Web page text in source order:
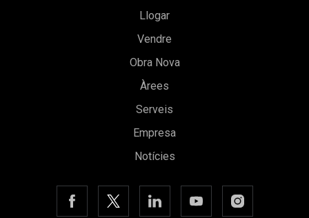
Llogar
Vendre
Obra Nova
Àrees
Serveis
Empresa
Notícies
Guardar configuració